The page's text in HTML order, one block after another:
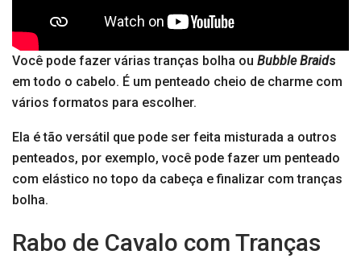
Você pode fazer várias tranças bolha ou Bubble Braids
em todo o cabelo. É um penteado cheio de charme com
vários formatos para escolher.
Ela é tão versátil que pode ser feita misturada a outros
penteados, por exemplo, você pode fazer um penteado
com elástico no topo da cabeça e finalizar com tranças
bolha.
Rabo de Cavalo com Tranças